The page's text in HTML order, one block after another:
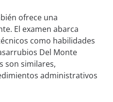
ofrece una
El examen abarca
como habilidades
Del Monte
son similares,
administrativos